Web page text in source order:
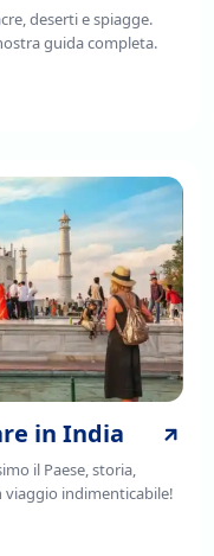
deserti e spiagge.
guida completa.
in India
il Paese, storia,
indimenticabile!